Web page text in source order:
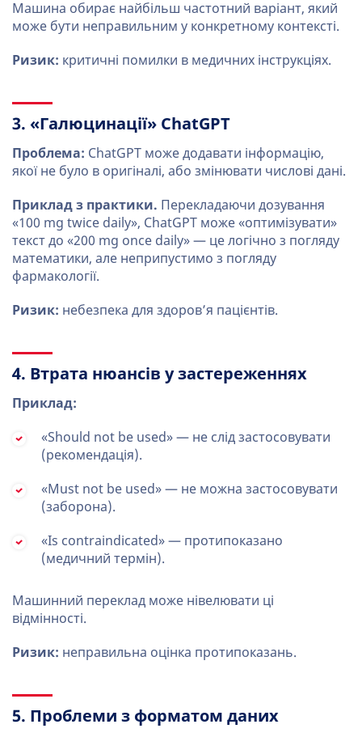
Машина обирає найбільш частотний варіант, який
може бути неправильним у конкретному контексті.
Ризик: критичні помилки в медичних інструкціях.
3. «Галюцинації» ChatGPT
Проблема: ChatGPT може додавати інформацію,
якої не було в оригіналі, або змінювати числові дані.
Приклад з практики. Перекладаючи дозування
«100 mg twice daily», ChatGPT може «оптимізувати»
текст до «200 mg once daily» — це логічно з погляду
математики, але неприпустимо з погляду
фармакології.
Ризик: небезпека для здоров’я пацієнтів.
4. Втрата нюансів у застереженнях
Приклад:
«Should not be used» — не слід застосовувати
(рекомендація).
«Must not be used» — не можна застосовувати
(заборона).
«Is contraindicated» — протипоказано
(медичний термін).
Машинний переклад може нівелювати ці
відмінності.
Ризик: неправильна оцінка протипоказань.
5. Проблеми з форматом даних